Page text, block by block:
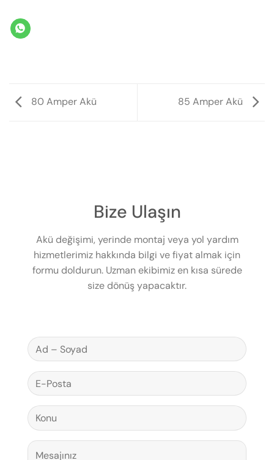
80 Amper Akü 85 Amper Akü
Bize Ulaşın
Akü değişimi, yerinde montaj veya yol yardım
hizmetlerimiz hakkında bilgi ve fiyat almak için
formu doldurun. Uzman ekibimiz en kısa sürede
size dönüş yapacaktır.